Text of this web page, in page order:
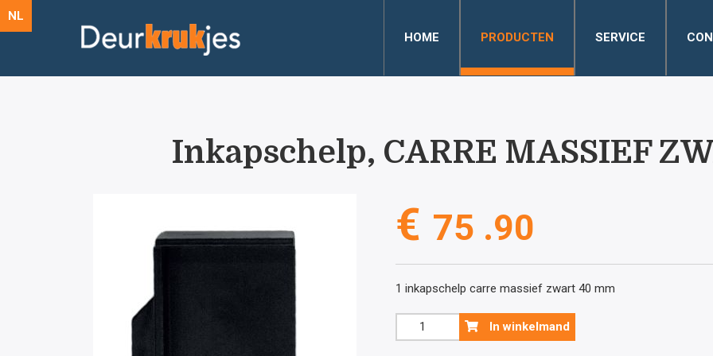
NL
HOME
PRODUCTEN SERVICE
Inkapschelp, CARRE MASSIEF
€ 75 .90
1 inkapschelp carre massief zwart 40 mm
Inkapschelp,
CARRE
In winkelmand